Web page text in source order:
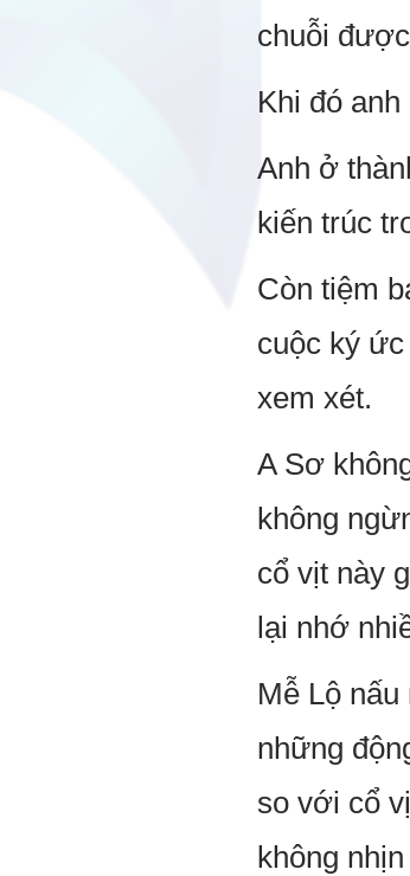
chuỗi
Khi đó
Anh ở
kiến trúc
Còn tiệm
cuộc ký
xem xét.
A Sơ
không
cổ vịt này
lại nhớ
Mễ Lộ
những
so với cổ
không